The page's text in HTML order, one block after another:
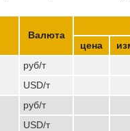
Валюта
цена
руб/т
USD/т
руб/т
USD/т